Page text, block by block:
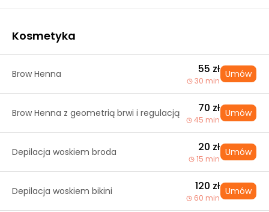
Kosmetyka
Brow Henna 55 zł
30 min
Umów
Brow Henna z geometrią brwi i regulacją 70 zł
45 min
Umów
Depilacja woskiem broda 20 zł
15 min
Umów
Depilacja woskiem bikini 120 zł
60 min
Umów